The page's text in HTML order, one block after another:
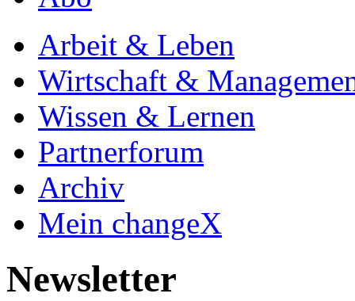
Arbeit & Leben
Wirtschaft &
Wissen & Lernen
Partnerforum
Archiv
Mein changeX
Newsletter